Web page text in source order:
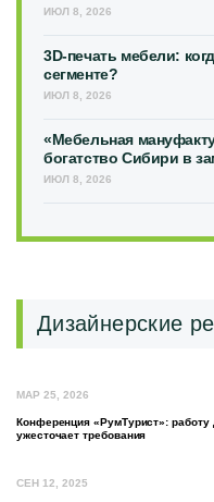
ИЮЛ 8, 2026
3D-печать мебели:
сегменте?
ИЮЛ 8, 2026
«Мебельная
богатство Сибири в
ИЮЛ 8, 2026
Дизайнерские
МАР 25, 2026
Конференция «РумТурист»: работу
ужесточает требования
СЕН 12, 2025